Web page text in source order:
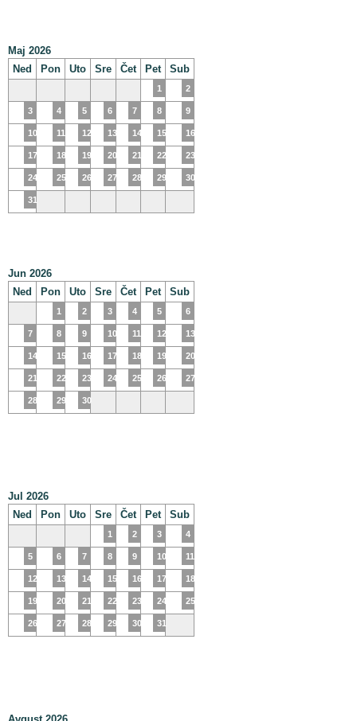
Maj 2026
Ned
Pon Uto Sre Čet Pet Sub
1 2
3 4 5 6 7 8 9
10 11 12 13 14 15 16
17 18 19 20 21 22 23
24 25 26 27 28 29 30
31
Jun 2026
Ned
Pon Uto Sre Čet Pet Sub
1 2 3 4 5 6
7 8 9 10 11 12 13
14 15 16 17 18 19 20
21 22 23 24 25 26 27
28 29 30
Jul 2026
Ned
Pon Uto Sre Čet Pet Sub
1 2 3 4
5 6 7 8 9 10 11
12 13 14 15 16 17 18
19 20 21 22 23 24 25
26 27 28 29 30 31